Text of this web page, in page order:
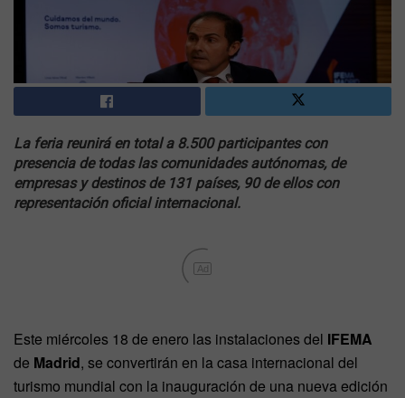
La feria reunirá en total a 8.500 participantes con
presencia de todas las comunidades autónomas, de
empresas y destinos de 131 países, 90 de ellos con
representación oficial internacional.
Ad
Este miércoles 18 de enero las instalaciones del IFEMA
de Madrid, se convertirán en la casa internacional del
turismo mundial con la inauguración de una nueva edición